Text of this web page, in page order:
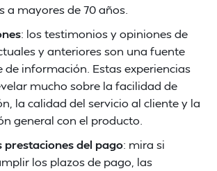
a mayores de 70 años.
: los testimonios y opiniones de
y anteriores son una fuente
de información. Estas experiencias
mucho sobre la facilidad de
la calidad del servicio al cliente y la
general con el producto.
prestaciones del pago: mira si
los plazos de pago, las